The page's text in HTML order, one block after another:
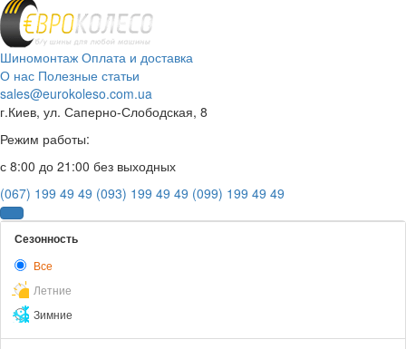
Шиномонтаж Оплата и доставка
О нас Полезные статьи
sales@eurokoleso.com.ua
г.Киев, ул. Саперно-Слободская, 8
Режим работы:
с 8:00 до 21:00 без выходных
(067) 199 49 49 (093) 199 49 49 (099) 199 49 49
Сезонность
Все
Летние
Зимние